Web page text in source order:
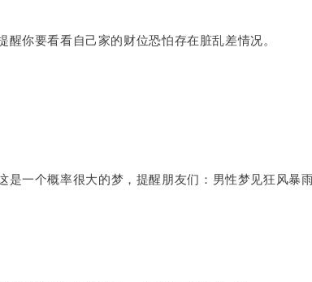
你要看看自己家的财位恐怕存在脏乱差情况。
是一个概率很大的梦，提醒朋友们：男性梦见狂风暴